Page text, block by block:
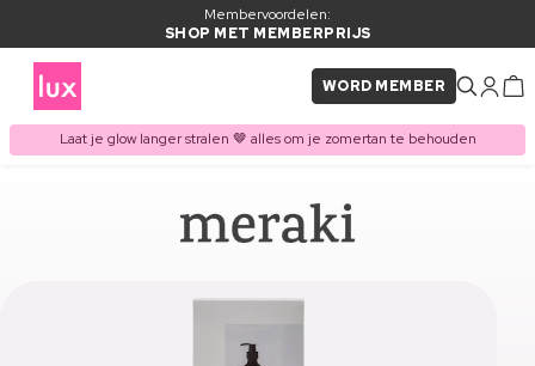
Membervoordelen:
SHOP MET MEMBERPRIJS
WORD MEMBER
Laat je glow langer stralen 🤎 alles om je zomertan te behouden